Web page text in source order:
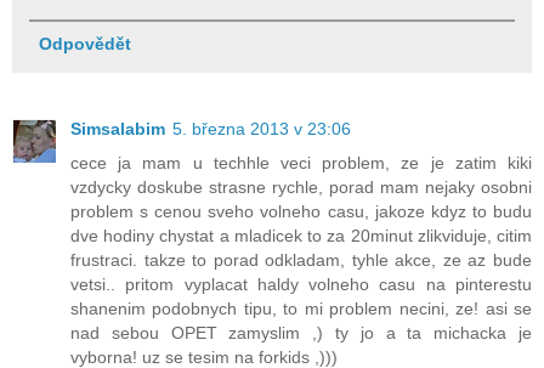
Odpovědět
Simsalabim 5. března 2013 v 23:06
cece ja mam u techhle veci problem, ze je zatim kiki
vzdycky doskube strasne rychle, porad mam nejaky osobni
problem s cenou sveho volneho casu, jakoze kdyz to budu
dve hodiny chystat a mladicek to za 20minut zlikviduje, citim
frustraci. takze to porad odkladam, tyhle akce, ze az bude
vetsi.. pritom vyplacat haldy volneho casu na pinterestu
shanenim podobnych tipu, to mi problem necini, ze! asi se
nad sebou OPET zamyslim ,) ty jo a ta michacka je
vyborna! uz se tesim na forkids ,)))